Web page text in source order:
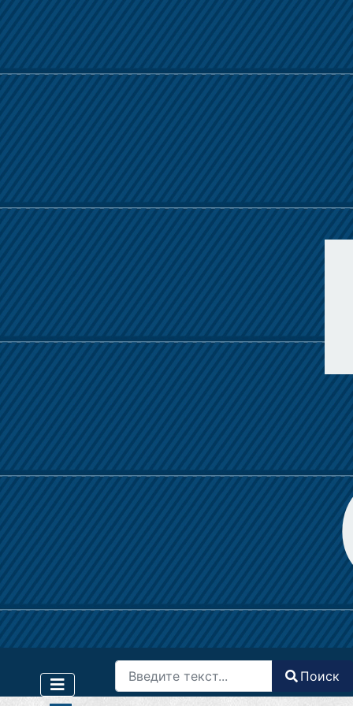
Поиск
Type 2 or more characters for results.
Поиск